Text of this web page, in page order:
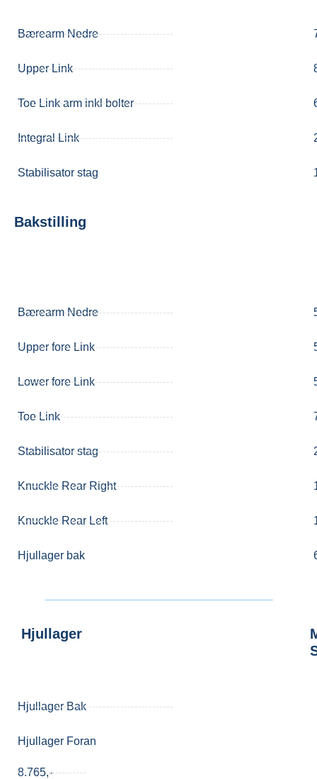
Bærearm Nedre
Upper Link
Toe Link arm inkl bolter
Integral Link
Stabilisator stag
Bakstilling
Bærearm Nedre
Upper fore Link
Lower fore Link
Toe Link
Stabilisator stag
Knuckle Rear Right
Knuckle Rear Left
Hjullager bak
Hjullager
Hjullager Bak
Hjullager Foran
8.765,-